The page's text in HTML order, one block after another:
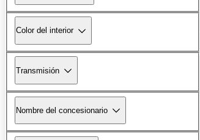
Color del interior
Transmisión
Nombre del concesionario